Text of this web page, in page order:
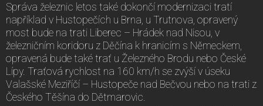
Správa železnic letos také dokončí modernizaci tratí
například v Hustopečích u Brna, u Trutnova, opravený
most bude na trati Liberec – Hrádek nad Nisou, v
železničním koridoru z Děčína k hranicím s Německem,
opravená bude také trať u Železného Brodu nebo České
Lípy. Traťová rychlost na 160 km/h se zvýší v úseku
Valašské Meziříčí – Hustopeče nad Bečvou nebo na trati z
Českého Těšína do Dětmarovic.